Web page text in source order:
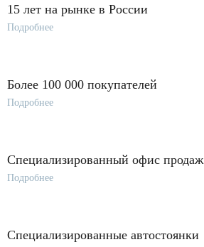
15 лет на рынке в России
Подробнее
Более 100 000 покупателей
Подробнее
Специализированный офис продаж
Подробнее
Специализированные автостоянки